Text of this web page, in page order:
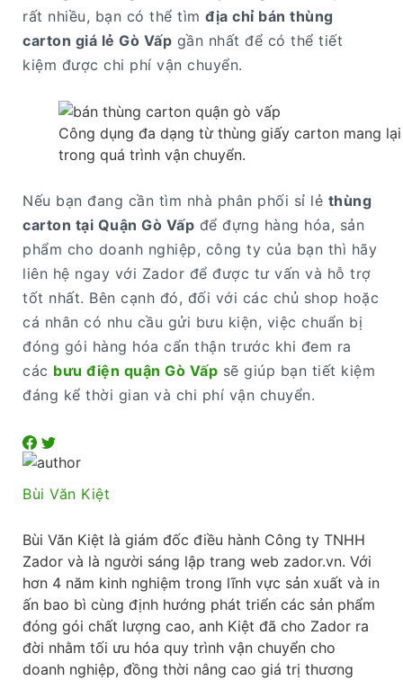
rất nhiều, bạn có thể tìm địa chỉ bán thùng
carton giá lẻ Gò Vấp gần nhất để có thể tiết
kiệm được chi phí vận chuyển.
Công dụng đa dạng từ thùng giấy carton mang
trong quá trình vận chuyển.
Nếu bạn đang cần tìm nhà phân phối sỉ lẻ thùng
carton tại Quận Gò Vấp để đựng hàng hóa, sản
phẩm cho doanh nghiệp, công ty của bạn thì hãy
liên hệ ngay với Zador để được tư vấn và hỗ trợ
tốt nhất. Bên cạnh đó, đối với các chủ shop hoặc
cá nhân có nhu cầu gửi bưu kiện, việc chuẩn bị
đóng gói hàng hóa cẩn thận trước khi đem ra
các bưu điện quận Gò Vấp sẽ giúp bạn tiết kiệm
đáng kể thời gian và chi phí vận chuyển.
Bùi Văn Kiệt
Bùi Văn Kiệt là giám đốc điều hành Công ty TNHH
Zador và là người sáng lập trang web zador.vn. Với
hơn 4 năm kinh nghiệm trong lĩnh vực sản xuất và in
ấn bao bì cùng định hướng phát triển các sản phẩm
đóng gói chất lượng cao, anh Kiệt đã cho Zador ra
đời nhằm tối ưu hóa quy trình vận chuyển cho
doanh nghiệp, đồng thời nâng cao giá trị thương